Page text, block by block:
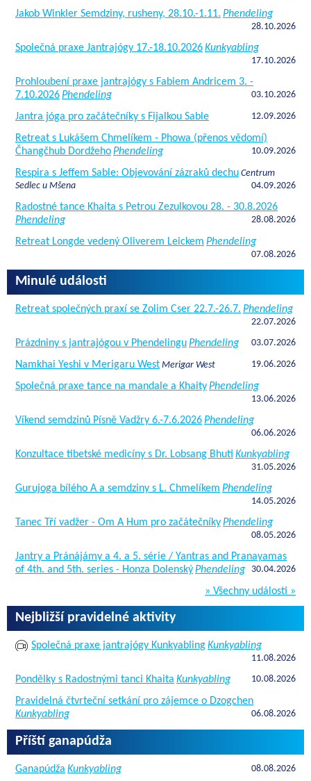
Jakob Winkler Semdziny, rusheny, 28.10.-1.11. Phendeling
28.10.2026
Společná praxe Jantrajógy 17.-18.10.2026Kunkyabling
17.10.2026
Prohloubení praxe jantrajógy s Fabiem Andricem 3. -
7.10.2026Phendeling 03.10.2026
Jantra jóga pro začátečníky s Fijalkou Sable 12.09.2026
Retreat s Lukášem Chmelíkem - Phowa (přenos vědomí)
Čhangčhub DordžehoPhendeling 10.09.2026
Respira s Jeffem Sable: Objevování zázraků dechu Centrum
Sedlec u Mšena
04.09.2026
Radostné tance Khaita s Petrou Zezulkovou 28. - 30.8.2026
Phendeling
28.08.2026
Retreat Longde vedený Oliverem Leickem Phendeling
07.08.2026
Minulé události
Retreat společných praxí se Zolim Cser 22.7.-26.7. Phendeling
22.07.2026
Prázdniny s jantrajógou v PhendelinguPhendeling 03.07.2026
Namkhai Yeshi v Merigaru West Merigar West 19.06.2026
Společná praxe tance na mandale a KhaityPhendeling
13.06.2026
Víkend semdzinů Písně Vadžry 6.-7.6.2026Phendeling
06.06.2026
Konzultace tibetské medicíny s Dr. Lobsang Bhuti Kunkyabling
31.05.2026
Gurujoga bílého A a semdziny s L. Chmelíkem Phendeling
14.05.2026
Tanec Tří vadžer - Om A Hum pro začátečníkyPhendeling
08.05.2026
Jantry a Pránájámy a 4. a 5. série / Yantras and Pranayamas
of 4th. and 5th. series - Honza DolenskýPhendeling 30.04.2026
» Všechny události »
Nejbližší pravidelné aktivity
Společná praxe jantrajógy KunkyablingKunkyabling
11.08.2026
Pondělky s Radostnými tanci Khaita Kunkyabling 10.08.2026
Pravidelná čtvrteční setkání pro zájemce o Dzogchen
Kunkyabling
06.08.2026
Příští ganapúdža
Ganapúdža Kunkyabling 08.08.2026